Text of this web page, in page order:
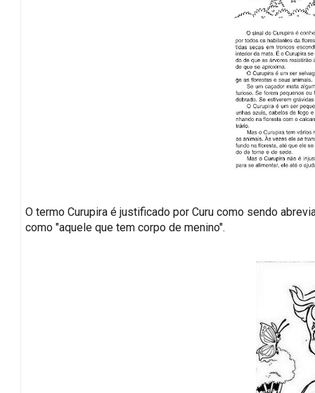
O termo Curupira é justificado por Curu como sendo
como "aquele que tem corpo de menino".